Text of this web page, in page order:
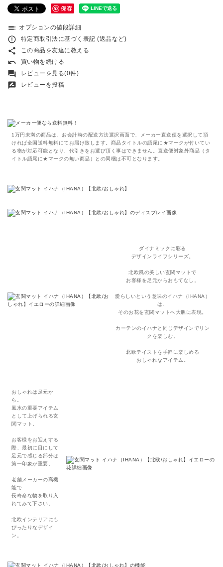
保存
toc オプションの値段詳細
error_outline 特定商取引法に基づく表記 (返品など)
share この商品を友達に教える
undo 買い物を続ける
forum レビューを見る(0件)
rate_review レビューを投稿
1万円未満の商品は、お会計時の配送方法選択画面で、メーカー直送便を選択して頂
ければ全国送料無料にてお届け致します。商品タイトルの語尾に★マークが付いてい
る物が対応可能となり、代引きをお選び頂く事はできません。直送便対象外商品（タ
イトル語尾に★マークの無い商品）との同梱は不可となります。
ダイナミックに彩る
デザインライフシリーズ。
北欧風の美しい玄関マットで
お客様を足元からおもてなし。
愛らしいという意味のイハナ（IHANA）
は、
そのお花を玄関マットへ大胆に表現。
カーテンのイハナと同じデザインでリン
クを楽しむ。
北欧テイストを手軽に楽しめる
おしゃれなアイテム。
おしゃれは足元か
ら。
風水の重要アイテム
として上げられる玄
関マット。
お客様をお迎えする
際、最初に目にして
足元で感じる部分は
第一印象が重要。
老舗メーカーの高機
能で
長寿命な物を取り入
れてみて下さい。
北欧インテリアにも
ぴったりなデザイ
ン。